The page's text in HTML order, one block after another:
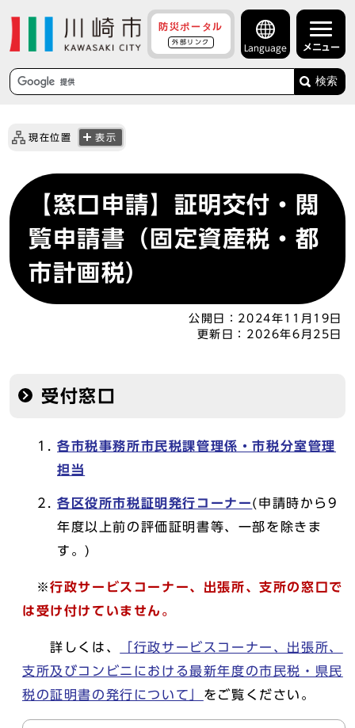
防災ポータル
外部リンク
Language メニュー
検索
現在位置 表示
【窓口申請】証明交付・閲
覧申請書（固定資産税・都
市計画税）
公開日： 2024年11月19日
更新日： 2026年6月25日
受付窓口
各市税事務所市民税課管理係・市税分室管理
担当
各区役所市税証明発行コーナー(申請時から9
年度以上前の評価証明書等、一部を除きま
す。)
※行政サービスコーナー、出張所、支所の窓口で
は受け付けていません。
詳しくは、
「行政サービスコーナー、出張所、
支所及びコンビニにおける最新年度の市民税・県民
税の証明書の発行について」 をご覧ください。